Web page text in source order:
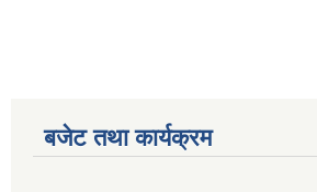
बजेट तथा कार्यक्रम